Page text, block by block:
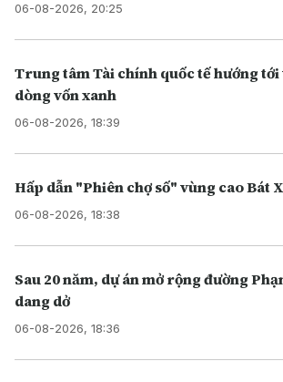
06-08-2026, 20:25
Trung tâm Tài chính quốc tế hướng
dòng vốn xanh
06-08-2026, 18:39
Hấp dẫn "Phiên chợ số" vùng cao Bát
06-08-2026, 18:38
Sau 20 năm, dự án mở rộng đường
dang dở
06-08-2026, 18:36